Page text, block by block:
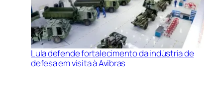
Lula defende fortalecimento da indústria de
defesa em visita à Avibras